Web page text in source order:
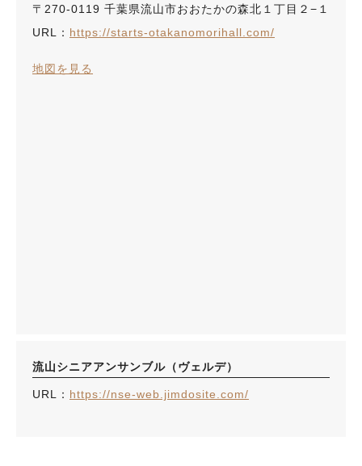
〒270-0119 千葉県流山市おおたかの森北１丁目２−１
URL： https://starts-otakanomorihall.com/
地図を見る
流山シニアアンサンブル（ヴェルデ）
URL： https://nse-web.jimdosite.com/